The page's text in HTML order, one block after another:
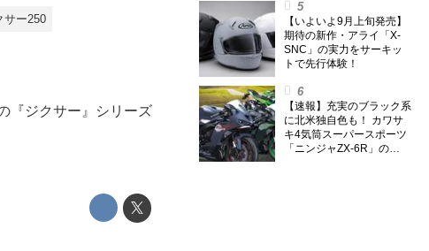
トを試してみた〈若林浩志
のスーパー・カブカブ・ダ
イアリーズ Vol.385〉
【いよいよ9月上旬発売】
期待の新作・アライ「X-
SNC」の実力をサーキッ
トで先行体験！
【速報】充実のブラック系
に北米独自色も！ カワサ
キ4気筒スーパースポーツ
「ニンジャZX-6R」の
サー250
『ジクサー』シリーズ